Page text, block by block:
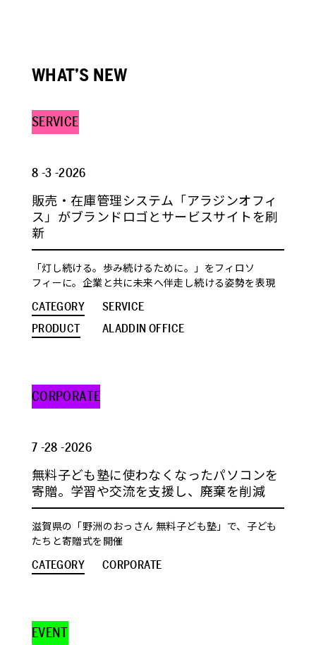
WHAT’S NEW
SERVICE
8 -3 -2026
販売・在庫管理システム「アラジンオフィ
ス」がブランドロゴとサービスサイトを刷
新
「灯し続ける。歩み続けるために。」をフィロソ
フィーに。企業と共に未来へ伴走し続ける姿勢を表現
CATEGORY
SERVICE
PRODUCT
ALADDIN OFFICE
CORPORATE
7 -28 -2026
無料子ども塾に使わなくなったパソコンを
寄贈。学習や交流を支援し、廃棄を削減
滋賀県の「野洲のおっさん 無料子ども塾」で、子ども
たちと寄贈式を開催
CATEGORY CORPORATE
EVENT